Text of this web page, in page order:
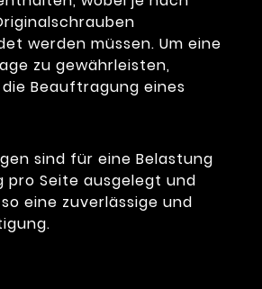
werden müssen. Um eine
zu gewährleisten,
Beauftragung eines
sind für eine Belastung
pro Seite ausgelegt und
eine zuverlässige und